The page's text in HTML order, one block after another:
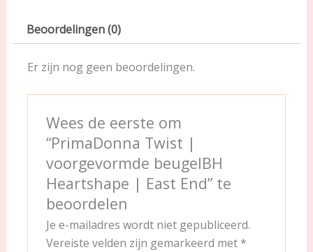
Beoordelingen (0)
Er zijn nog geen beoordelingen.
Wees de eerste om
“PrimaDonna Twist |
voorgevormde beugelBH
Heartshape | East End” te
beoordelen
Je e-mailadres wordt niet gepubliceerd.
Vereiste velden zijn gemarkeerd met *